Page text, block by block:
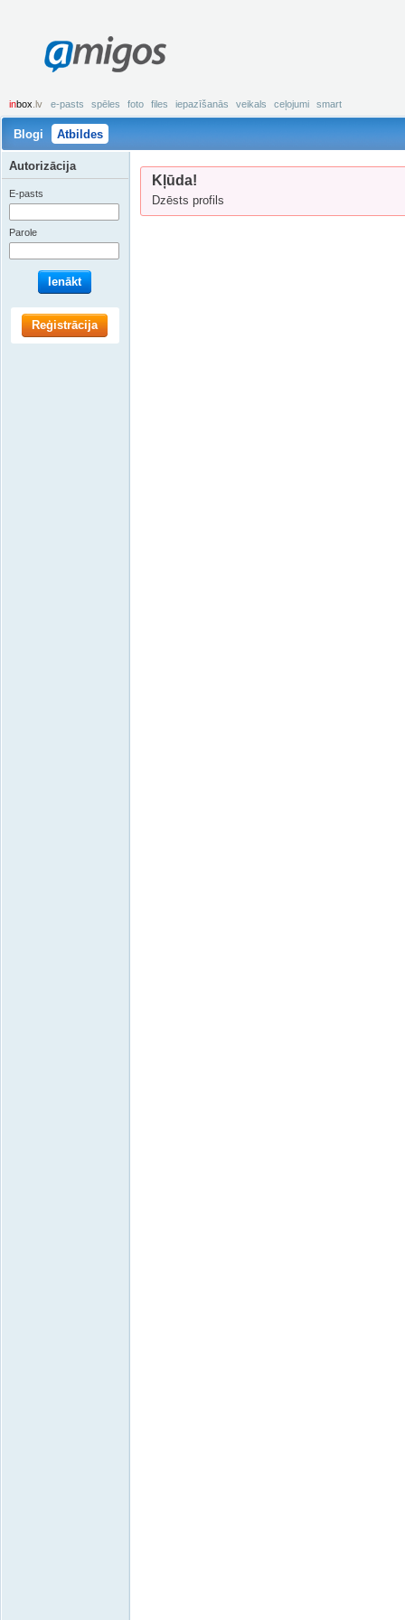
amigos
inbox .lv e-pasts spēles foto files iepazīšanās veikals ceļojumi smart
Blogi Atbildes
Kļūda!
Dzēsts profils
Autorizācija
E-pasts
Parole
Ienākt
Reģistrācija